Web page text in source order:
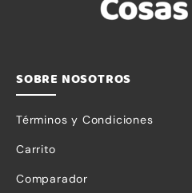
SOBRE NOSOTROS
Términos y Condiciones
Carrito
Comparador